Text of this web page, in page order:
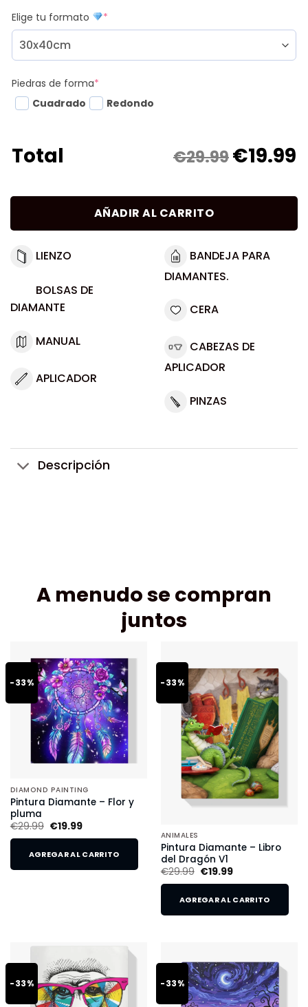
Elige tu formato *
Piedras de forma*
Cuadrado
Redondo
Total €29.99€19.99
AÑADIR AL CARRITO
LIENZO
BOLSAS DE
DIAMANTE
MANUAL
APLICADOR
BANDEJA PARA
DIAMANTES.
CERA
CABEZAS DE
APLICADOR
PINZAS
Descripción
A menudo se compran
juntos
-33%
DIAMOND PAINTING
Pintura Diamante – Flor y
pluma
€29.99 €19.99
AGREGAR AL CARRITO
-33%
ANIMALES
Pintura Diamante – Libro
del Dragón V1
€29.99 €19.99
AGREGAR AL CARRITO
-33% -33%